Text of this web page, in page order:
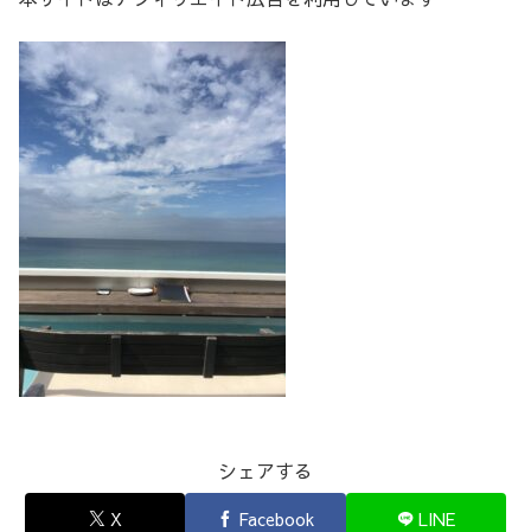
シェアする
X Facebook LINE